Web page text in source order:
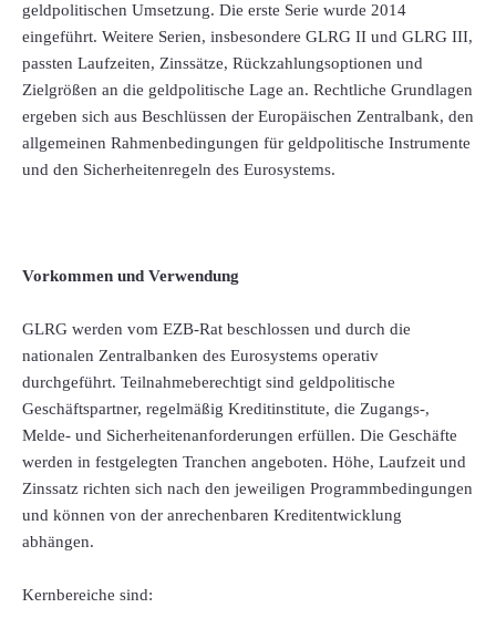
geldpolitischen Umsetzung. Die erste Serie wurde 2014
eingeführt. Weitere Serien, insbesondere GLRG II und GLRG III,
passten Laufzeiten, Zinssätze, Rückzahlungsoptionen und
Zielgrößen an die geldpolitische Lage an. Rechtliche Grundlagen
ergeben sich aus Beschlüssen der Europäischen Zentralbank, den
allgemeinen Rahmenbedingungen für geldpolitische Instrumente
und den Sicherheitenregeln des Eurosystems.
Vorkommen und Verwendung
GLRG werden vom EZB-Rat beschlossen und durch die
nationalen Zentralbanken des Eurosystems operativ
durchgeführt. Teilnahmeberechtigt sind geldpolitische
Geschäftspartner, regelmäßig Kreditinstitute, die Zugangs-,
Melde- und Sicherheitenanforderungen erfüllen. Die Geschäfte
werden in festgelegten Tranchen angeboten. Höhe, Laufzeit und
Zinssatz richten sich nach den jeweiligen Programmbedingungen
und können von der anrechenbaren Kreditentwicklung
abhängen.
Kernbereiche sind: